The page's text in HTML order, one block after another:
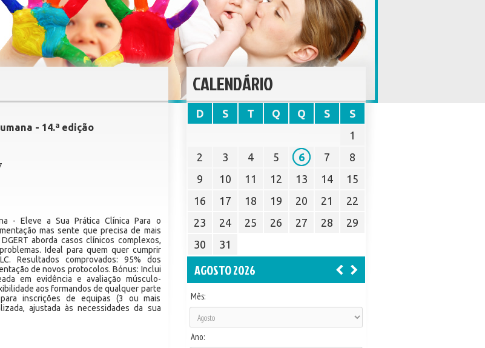
- 14.ª edição
- Eleve a Sua Prática Clínica Para o
mas sente que precisa de mais
aborda casos clínicos complexos,
Ideal para quem quer cumprir
Resultados comprovados: 95% dos
de novos protocolos. Bónus: Inclui
em evidência e avaliação músculo-
aos formandos de qualquer parte
inscrições de equipas (3 ou mais
ajustada às necessidades da sua
CALENDÁRIO
D S T Q Q S
S
1
2
3 4 5 6 7
8
9
10 11 12 13 14
15
16
17 18 19 20 21
22
23
24 25 26 27 28
29
30
31
AGOSTO 2026
Mês:
Ano: